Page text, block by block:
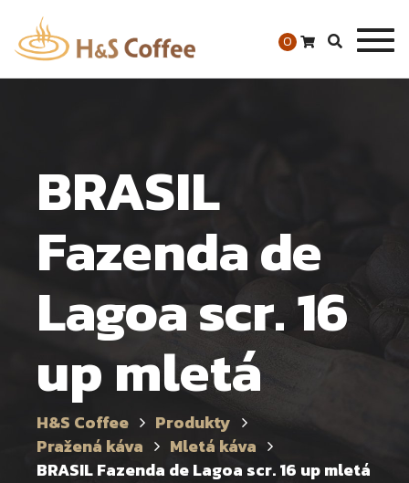
0
BRASIL
Fazenda de
Lagoa scr. 16
up mletá
H&S Coffee
Produkty
Pražená káva
Mletá káva
BRASIL Fazenda de Lagoa scr. 16 up mletá